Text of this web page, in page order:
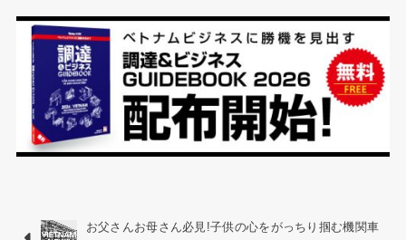
お父さんお母さん必見!子供の心をがっちり掴む機関車